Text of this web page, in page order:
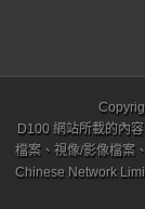
D100 網站所載的內
檔案、視像/影像檔案
Chinese Network